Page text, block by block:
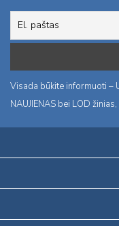
Visada būkite informuoti –
NAUJIENAS bei LOD